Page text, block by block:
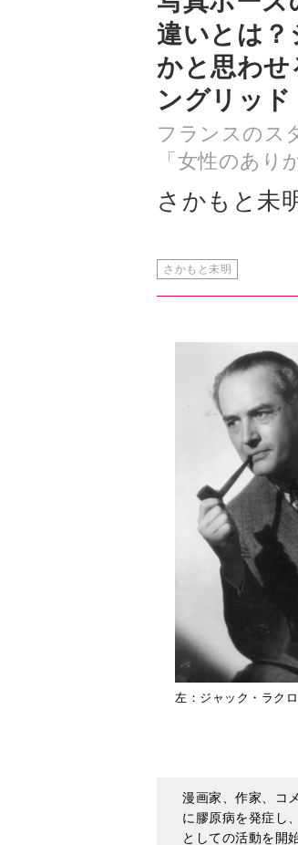
ングリッド
フランスのス
「女性のあり
さかもと未明
左：ジャック・ラク
に膠原病を発症し
トーヌに２回の入
歴史に魅了され、
てもらった。